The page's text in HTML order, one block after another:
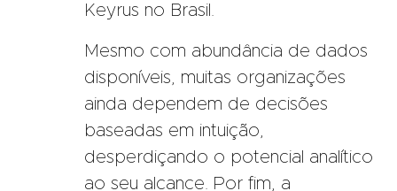
Keyrus no Brasil.
Mesmo com abundância de dados
disponíveis, muitas organizações
ainda dependem de decisões
baseadas em intuição,
desperdiçando o potencial analítico
ao seu alcance. Por fim, a